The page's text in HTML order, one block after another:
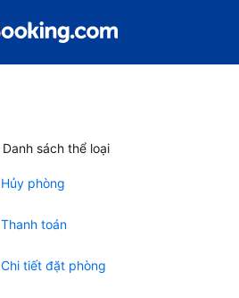
Danh sách thể loại
Hủy phòng
Thanh toán
Chi tiết đặt phòng